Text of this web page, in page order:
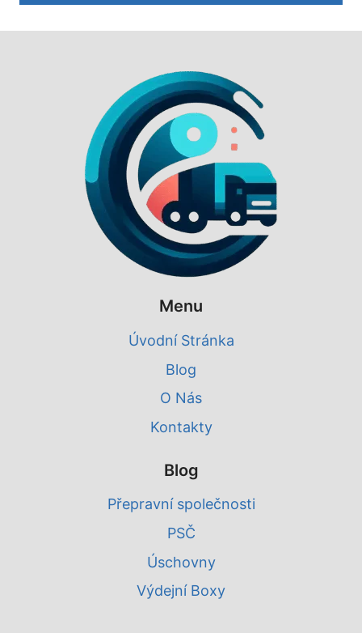
Menu
Úvodní Stránka
Blog
O Nás
Kontakty
Blog
Přepravní společnosti
PSČ
Úschovny
Výdejní Boxy